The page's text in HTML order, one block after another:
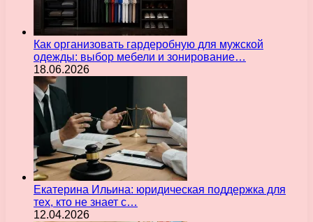
Как организовать гардеробную для мужской
одежды: выбор мебели и зонирование…
18.06.2026
Екатерина Ильина: юридическая поддержка для
тех, кто не знает с…
12.04.2026